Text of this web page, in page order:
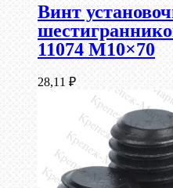
Винт
11074 М10×70
28,11 ₽